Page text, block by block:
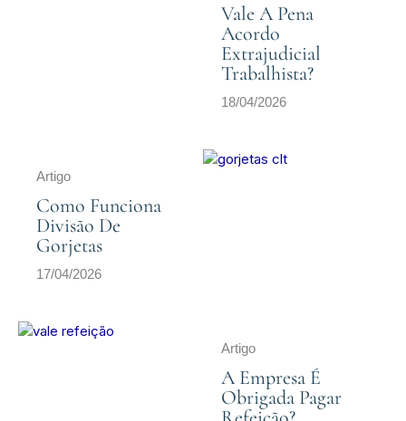
Vale A Pena
Acordo
Extrajudicial
Trabalhista?
18/04/2026
Artigo
Como Funciona
Divisão De
Gorjetas
17/04/2026
Artigo
A Empresa É
Obrigada Pagar